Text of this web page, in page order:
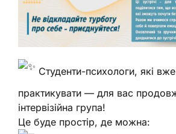
Студенти-психологи, які
практикувати — для вас
інтервізійна група!
Це буде простір, де можна: